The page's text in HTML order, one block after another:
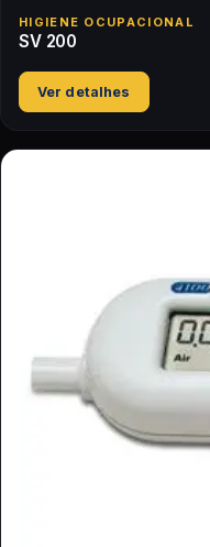
HIGIENE OCUPACIONAL
SV 200
Ver detalhes